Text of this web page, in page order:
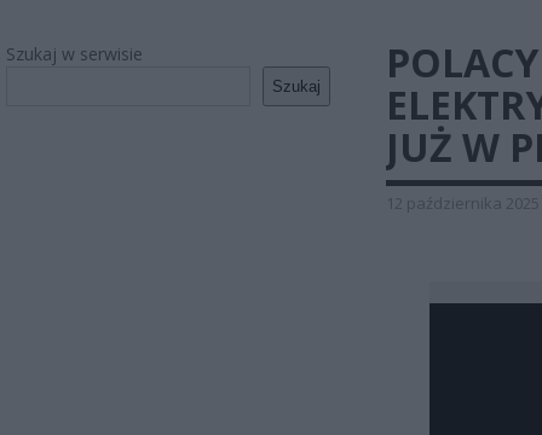
Szukaj w serwisie
Szukaj
JUŻ W
12 października 2025